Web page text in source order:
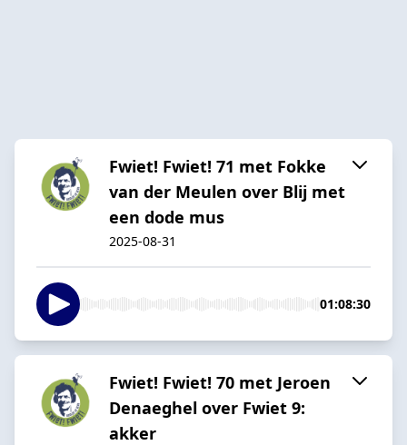
Fwiet! Fwiet! 71 met Fokke
van der Meulen over Blij met
een dode mus
2025-08-31
01:08:30
Fwiet! Fwiet! 70 met Jeroen
Denaeghel over Fwiet 9:
akker